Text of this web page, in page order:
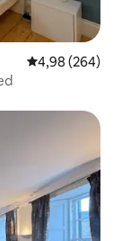
4,98 ud af 5 i
4,98 (264)